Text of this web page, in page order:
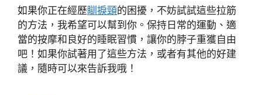
如果你正在經歷瞓捩頸的困擾，不妨試試這些拉筋
的方法，我希望可以幫到你。保持日常的運動、適
當的按摩和良好的睡眠習慣，讓你的脖子重獲自由
吧！如果你試著用了這些方法，或者有其他的好建
議，隨時可以來告訴我哦！